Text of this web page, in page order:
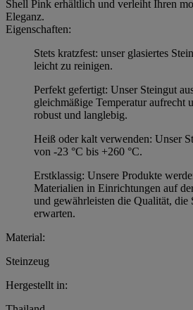
Shell Pink erhältlich und verleiht Ihren
Eleganz.
Eigenschaften:
Stets kratzfest: unser glasiertes
leicht zu reinigen.
Perfekt gefertigt: Unser Steingut
gleichmäßige Temperatur aufrecht
robust und langlebig.
Heiß oder kalt verwenden: Unser
von -23 °C bis +260 °C.
Erstklassig: Unsere Produkte
Materialien in Einrichtungen auf
und gewährleisten die Qualität, die
erwarten.
Material:
Steinzeug
Hergestellt in: